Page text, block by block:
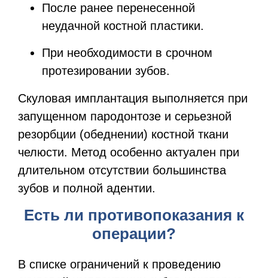
После ранее перенесенной
неудачной костной пластики.
При необходимости в срочном
протезировании зубов.
Скуловая имплантация выполняется при
запущенном пародонтозе и серьезной
резорбции (обеднении) костной ткани
челюсти. Метод особенно актуален при
длительном отсутствии большинства
зубов и полной адентии.
Есть ли противопоказания к
операции?
В списке ограничений к проведению